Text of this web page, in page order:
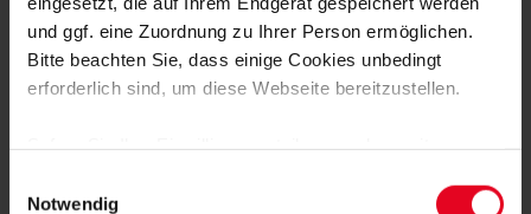
und ggf. eine Zuordnung zu Ihrer Person ermöglichen.
Bitte beachten Sie, dass einige Cookies unbedingt
erforderlich sind, um diese Webseite bereitzustellen.
Daten von Ihnen (z.B. persönlichen Identifikatoren oder
Notwendig
FRAUEN & MÄDCHEN 06.08.2026
DOPPELTE PREMIERE: BRUNOLD UND
VINCZE TREFFEN BEIM TEST
ÖSTERREICH – EIN INTERVIEW